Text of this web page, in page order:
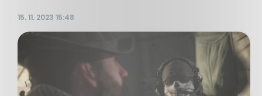
15. 11. 2023 15:48